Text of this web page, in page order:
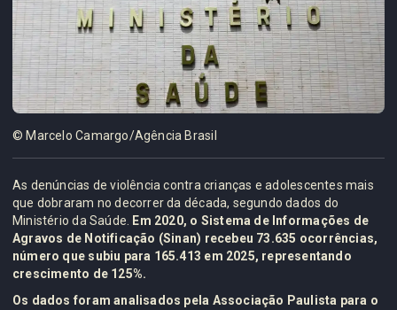
© Marcelo Camargo/Agência Brasil
As denúncias de violência contra crianças e adolescentes mais
que dobraram no decorrer da década, segundo dados do
Ministério da Saúde.
Em 2020, o Sistema de Informações de
Agravos de Notificação (Sinan) recebeu 73.635 ocorrências,
número que subiu para 165.413 em 2025, representando
crescimento de 125%.
Os dados foram analisados pela Associação Paulista para o